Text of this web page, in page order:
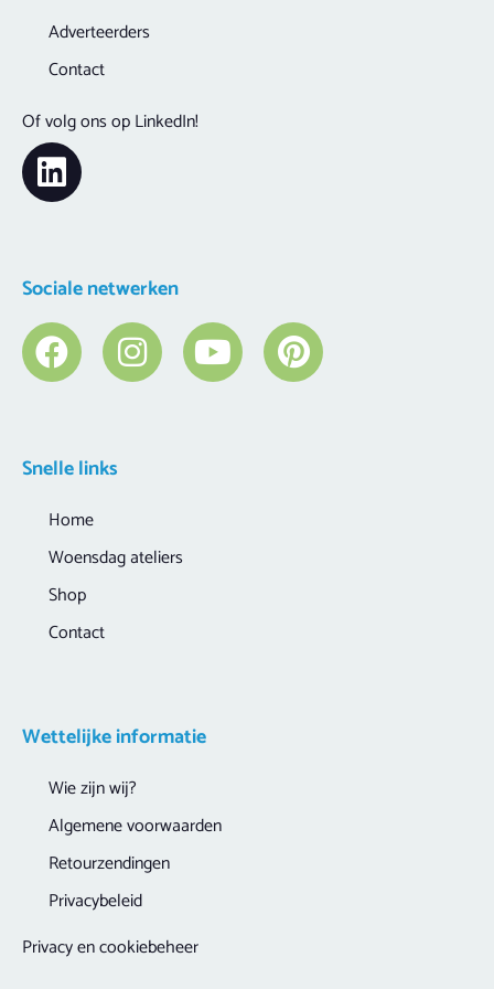
Wettelijke informatie
Wie zijn wij?
Algemene voorwaarden
Retourzendingen
Privacybeleid
Privacy en cookiebeheer
Snelle links
Home
Woensdag ateliers
Shop
Contact
Sociale netwerken
Adverteerders
Contact
Of volg ons op LinkedIn!